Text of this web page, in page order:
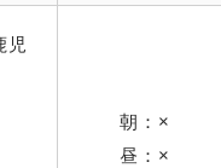
児
朝：×
昼：×